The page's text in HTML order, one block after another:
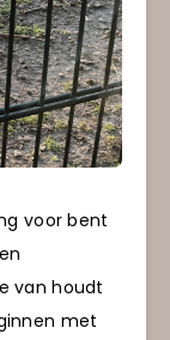
voor bent
van houdt
met